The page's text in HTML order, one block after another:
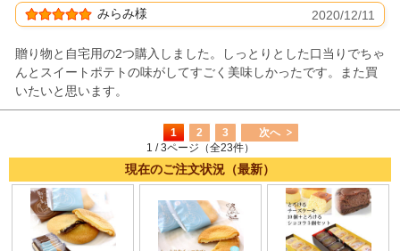
みらみ様 2020/12/11
贈り物と自宅用の2つ購入しました。しっとりとした口当りでちゃ
んとスイートポテトの味がしてすごく美味しかったです。また買
いたいと思います。
1 2 3
次へ
1 / 3ページ（全23件）
現在のご注文状況（最新）